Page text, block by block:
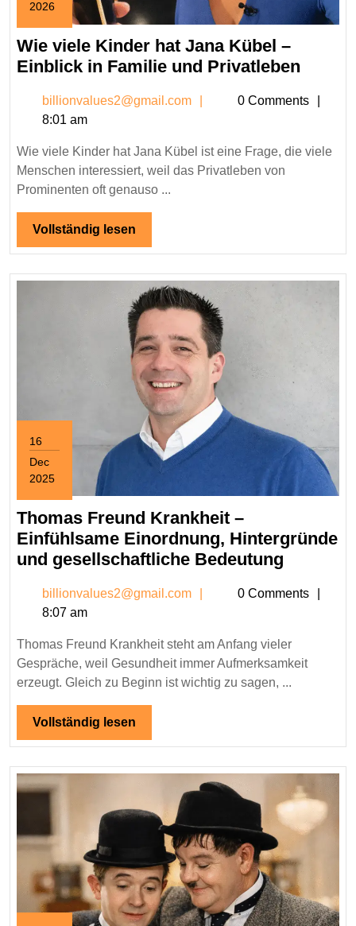
2026
February
1,
2026
Wie viele Kinder hat Jana Kübel –
Einblick in Familie und Privatleben
Kinder
Jana
und
billionvalues2@gmail.com
0 Comments
8:01 am
Wie viele Kinder hat Jana Kübel ist eine Frage, die viele
Menschen interessiert, weil das Privatleben von
Prominenten oft genauso ...
Vollständig lesen
lesen
16
Dec
2025
December
16,
2025
Thomas Freund Krankheit –
Einfühlsame Einordnung, Hintergründe
und gesellschaftliche Bedeutung
billionvalues2@gmail.com
0 Comments
8:07 am
Thomas Freund Krankheit steht am Anfang vieler
Gespräche, weil Gesundheit immer Aufmerksamkeit
erzeugt. Gleich zu Beginn ist wichtig zu sagen, ...
Vollständig lesen
lesen